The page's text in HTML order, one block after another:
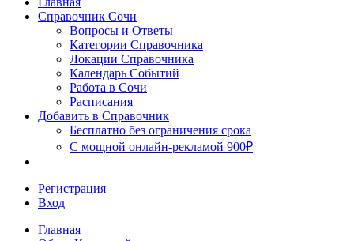
Сочи
Справочник Сочи
Вопросы и Ответы
Категории Справочника
Локации Справочника
Календарь Событий
Работа в Сочи
Расписания
Добавить в Справочник
Бесплатно без ограничения срока
С мощной онлайн-рекламой 900₽
Регистрация
Вход
Главная